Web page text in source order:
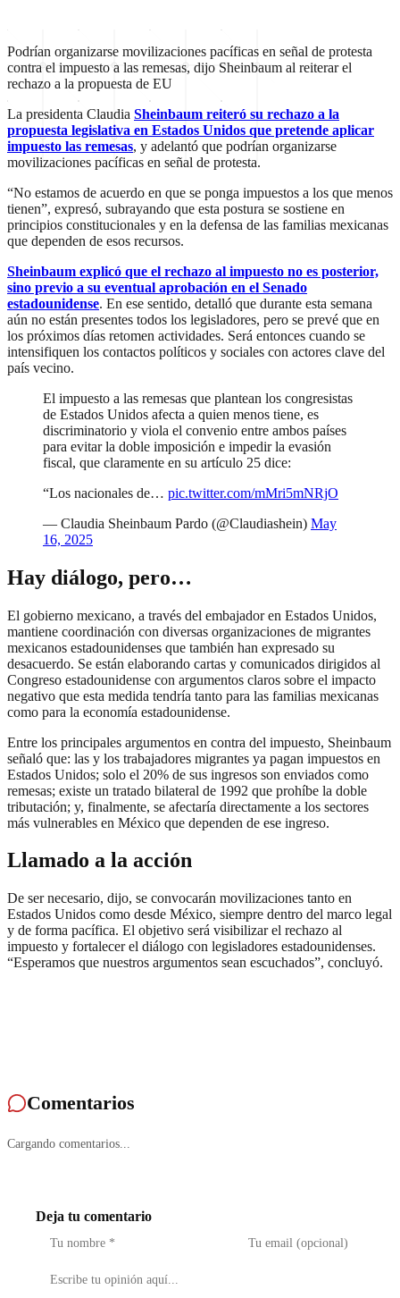
Podrían organizarse movilizaciones pacíficas en señal de protesta
contra el impuesto a las remesas, dijo Sheinbaum al reiterar el
rechazo a la propuesta de EU
La presidenta Claudia Sheinbaum reiteró su rechazo a la
propuesta legislativa en Estados Unidos que pretende aplicar
impuesto las remesas, y adelantó que podrían organizarse
movilizaciones pacíficas en señal de protesta.
“No estamos de acuerdo en que se ponga impuestos a los que menos
tienen”, expresó, subrayando que esta postura se sostiene en
principios constitucionales y en la defensa de las familias mexicanas
que dependen de esos recursos.
Sheinbaum explicó que el rechazo al impuesto no es posterior,
sino previo a su eventual aprobación en el Senado
estadounidense. En ese sentido, detalló que durante esta semana
aún no están presentes todos los legisladores, pero se prevé que en
los próximos días retomen actividades. Será entonces cuando se
intensifiquen los contactos políticos y sociales con actores clave del
país vecino.
El impuesto a las remesas que plantean los congresistas
de Estados Unidos afecta a quien menos tiene, es
discriminatorio y viola el convenio entre ambos países
para evitar la doble imposición e impedir la evasión
fiscal, que claramente en su artículo 25 dice:
“Los nacionales de… pic.twitter.com/mMri5mNRjO
— Claudia Sheinbaum Pardo (@Claudiashein) May
16, 2025
Hay diálogo, pero…
El gobierno mexicano, a través del embajador en Estados Unidos,
mantiene coordinación con diversas organizaciones de migrantes
mexicanos estadounidenses que también han expresado su
desacuerdo. Se están elaborando cartas y comunicados dirigidos al
Congreso estadounidense con argumentos claros sobre el impacto
negativo que esta medida tendría tanto para las familias mexicanas
como para la economía estadounidense.
Entre los principales argumentos en contra del impuesto, Sheinbaum
señaló que: las y los trabajadores migrantes ya pagan impuestos en
Estados Unidos; solo el 20% de sus ingresos son enviados como
remesas; existe un tratado bilateral de 1992 que prohíbe la doble
tributación; y, finalmente, se afectaría directamente a los sectores
más vulnerables en México que dependen de ese ingreso.
Llamado a la acción
De ser necesario, dijo, se convocarán movilizaciones tanto en
Estados Unidos como desde México, siempre dentro del marco legal
y de forma pacífica. El objetivo será visibilizar el rechazo al
impuesto y fortalecer el diálogo con legisladores estadounidenses.
“Esperamos que nuestros argumentos sean escuchados”, concluyó.
Comentarios
Cargando comentarios...
Deja tu comentario